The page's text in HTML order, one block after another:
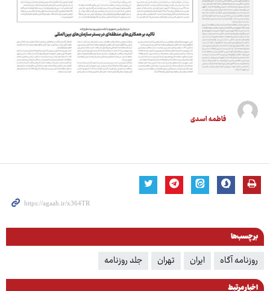
فاطمه اسدی
برچسب‌ها
روزنامه آگاه ایران تهران جلد روزنامه